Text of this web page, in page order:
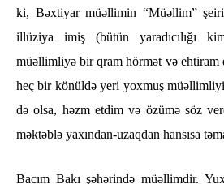
ki, Bəxtiyar müəllimin “Müəllim”
illüziya imiş (bütün yaradıcılığı
müəllimliyə bir qram hörmət və ehtiram
heç bir könüldə yeri yoxmuş
də olsa, həzm etdim və özümə söz
məktəblə yaxından-uzaqdan hansısa
Bacım Bakı şəhərində müəllimdir.